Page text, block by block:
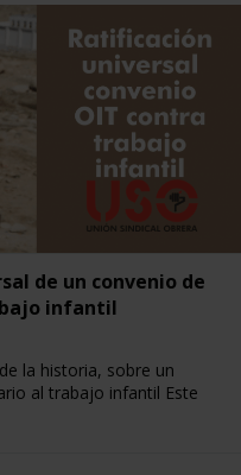
de un convenio de
infantil
la historia, sobre un
al trabajo infantil Este